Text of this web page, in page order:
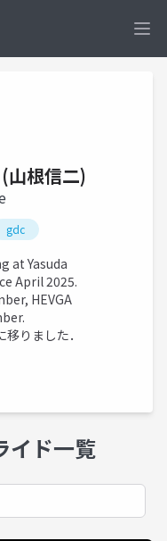
根信二)
gdc
at Yasuda
April 2025.
HEVGA
りました．
イド一覧